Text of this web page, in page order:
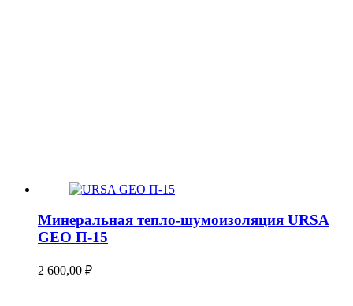
Минеральная тепло-шумоизоляция URSA
GEO П-15
2 600,00 ₽